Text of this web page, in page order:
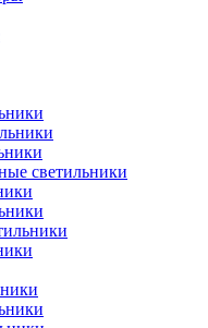
светильники